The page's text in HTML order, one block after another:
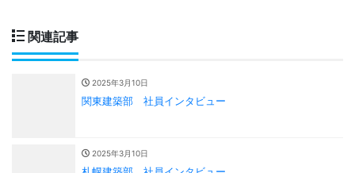
関連記事
2025年3月10日
関東建築部 社員インタビュー
2025年3月10日